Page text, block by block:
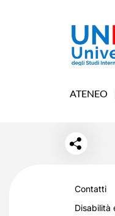
ATENEO
Contatti
Disabilità